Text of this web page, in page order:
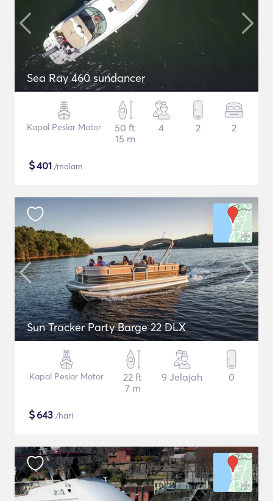
Sea Ray 460 sundancer
Kapal Pesiar Motor
50 ft
15 m
4 2 2
$401 /malam
Sun Tracker Party Barge 22 DLX
Kapal Pesiar Motor
22 ft
7 m
9 Jelajah 0
$643 /hari